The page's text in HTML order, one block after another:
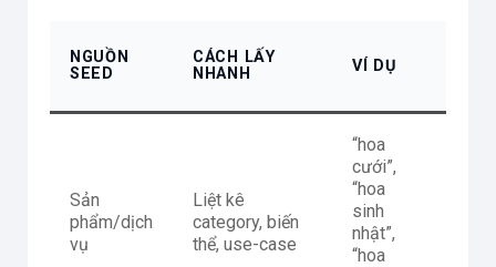
NGUỒN
SEED
CÁCH LẤY
NHANH
VÍ DỤ
Sản
phẩm/dịch
vụ
Liệt kê
category, biến
thể, use-case
“hoa
cưới”,
“hoa
sinh
nhật”,
“hoa